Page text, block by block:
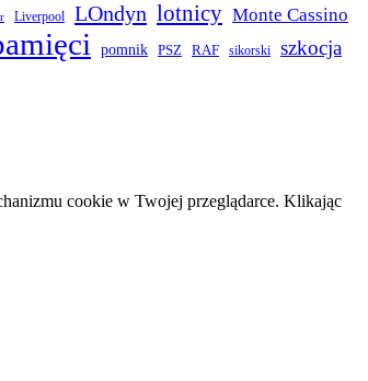
Liverpool LOndyn lotnicy Monte Cassino
pomnik PSZ RAF sikorski szkocja
cookie w Twojej przeglądarce. Klikając